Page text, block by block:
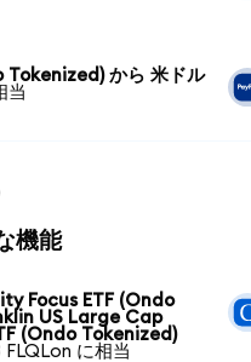
Tokenized) から 米ドル
当
機能
Focus ETF (Ondo
US Large Cap
(Ondo Tokenized)
FLQLon に相当